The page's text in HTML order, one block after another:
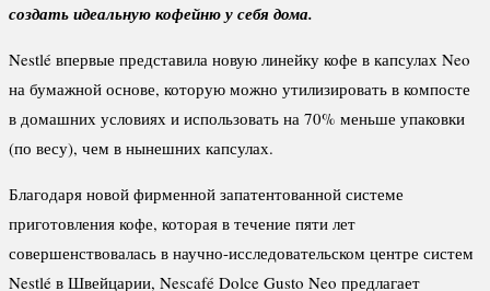
создать идеальную кофейню у себя дома.
Nestlé впервые представила новую линейку кофе в капсулах Neo
на бумажной основе, которую можно утилизировать в компосте
в домашних условиях и использовать на 70% меньше упаковки
(по весу), чем в нынешних капсулах.
Благодаря новой фирменной запатентованной системе
приготовления кофе, которая в течение пяти лет
совершенствовалась в научно-исследовательском центре систем
Nestlé в Швейцарии, Nescafé Dolce Gusto Neo предлагает